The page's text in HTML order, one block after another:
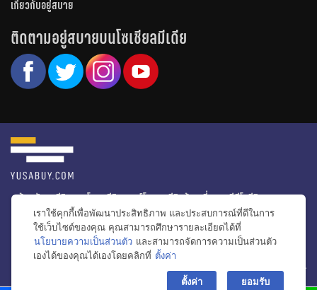
เกี่ยวกับอยู่สบาย
ติดตามอยู่สบายบนโซเชียลมีเดีย
หน้าหลัก รีวิวคอนโด รีวิวทาวน์โฮม รีวิวบ้านเดี่ยว
วีดีโอรีวิว
ไอเดียแต่งบ้าน
ข่าวอสังหาริมทรัพย์
โปรโมชั่นบ้านและคอนโด
โครงการน่าสนใจ
© สงวนลิขสิทธิ์ 2556-2564
เราใช้คุกกี้เพื่อพัฒนาประสิทธิภาพ และประสบการณ์ที่ดีในการ
ใช้เว็บไซต์ของคุณ คุณสามารถศึกษารายละเอียดได้ที่
นโยบายความเป็นส่วนตัว และสามารถจัดการความเป็นส่วนตัว
เองได้ของคุณได้เองโดยคลิกที่ ตั้งค่า
ตั้งค่า ยอมรับ